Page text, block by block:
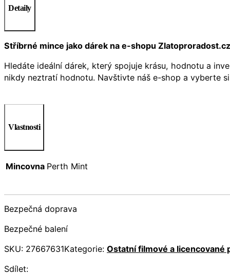
Detaily
Stříbrné mince jako dárek na e-shopu Zlatoproradost.cz
Hledáte ideální dárek, který spojuje krásu, hodnotu a
nikdy neztratí hodnotu. Navštivte náš e-shop a vyberte
Vlastnosti
Mincovna Perth Mint
Bezpečná doprava
Bezpečné balení
SKU: 27667631Kategorie: Ostatní filmové a licencované
Sdílet: